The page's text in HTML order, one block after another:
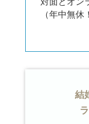
（年中無休
結